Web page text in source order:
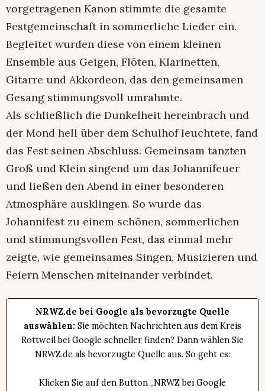
vorgetragenen Kanon stimmte die gesamte
Festgemeinschaft in sommerliche Lieder ein.
Begleitet wurden diese von einem kleinen
Ensemble aus Geigen, Flöten, Klarinetten,
Gitarre und Akkordeon, das den gemeinsamen
Gesang stimmungsvoll umrahmte.
Als schließlich die Dunkelheit hereinbrach und
der Mond hell über dem Schulhof leuchtete, fand
das Fest seinen Abschluss. Gemeinsam tanzten
Groß und Klein singend um das Johannifeuer
und ließen den Abend in einer besonderen
Atmosphäre ausklingen. So wurde das
Johannifest zu einem schönen, sommerlichen
und stimmungsvollen Fest, das einmal mehr
zeigte, wie gemeinsames Singen, Musizieren und
Feiern Menschen miteinander verbindet.
NRWZ.de bei Google als bevorzugte Quelle
auswählen: Sie möchten Nachrichten aus dem Kreis
Rottweil bei Google schneller finden? Dann wählen Sie
NRWZ.de als bevorzugte Quelle aus. So geht es:
Klicken Sie auf den Button „NRWZ bei Google